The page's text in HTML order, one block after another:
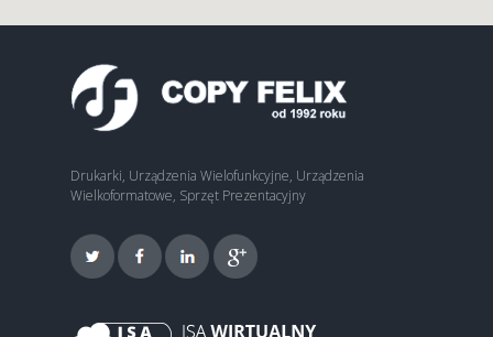
Drukarki, Urządzenia Wielofunkcyjne, Urządzenia
Wielkoformatowe, Sprzęt Prezentacyjny